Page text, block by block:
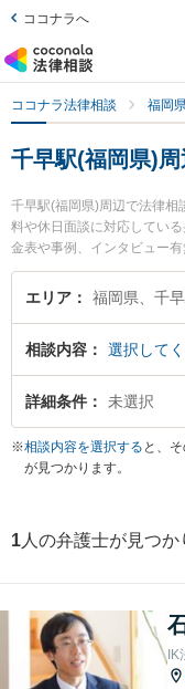
ココナラへ
ココナラ法律相談 福岡
千早駅(福岡県)
千早駅(福岡県)周辺で法律相
料や休日面談に対応してい
金表や事例、インタビュー
千早駅は特にIK法律事務所
用、強みなどが注目されて
たい』『初回無料で消費者
士に面談予約したい』など
エリア 福岡県、千
相談内容 選択して
詳細条件 未選択
※相談内容を選択する と、
が見つかります。
1 人の弁護士が見つか